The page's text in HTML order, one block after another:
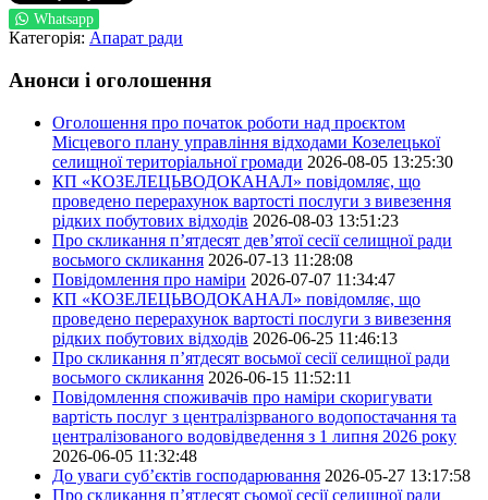
Whatsapp
Категорія: Апарат ради
Анонси і оголошення
Оголошення про початок роботи над проєктом
Місцевого плану управління відходами Козелецької
селищної територіальної громади 2026-08-05 13:25:30
КП «КОЗЕЛЕЦЬВОДОКАНАЛ» повідомляє, що
проведено перерахунок вартості послуги з вивезення
рідких побутових відходів 2026-08-03 13:51:23
Про скликання п’ятдесят дев’ятої сесії селищної ради
восьмого скликання 2026-07-13 11:28:08
Повідомлення про наміри 2026-07-07 11:34:47
КП «КОЗЕЛЕЦЬВОДОКАНАЛ» повідомляє, що
проведено перерахунок вартості послуги з вивезення
рідких побутових відходів 2026-06-25 11:46:13
Про скликання п’ятдесят восьмої сесії селищної ради
восьмого скликання 2026-06-15 11:52:11
Повідомлення споживачів про наміри скоригувати
вартість послуг з централізрваного водопостачання та
централізованого водовідведення з 1 липня 2026 року
2026-06-05 11:32:48
До уваги суб’єктів господарювання 2026-05-27 13:17:58
Про скликання п’ятдесят сьомої сесії селищної ради